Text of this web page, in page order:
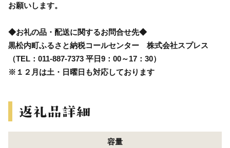
お願いします。
◆お礼の品・配送に関するお問合せ先◆
黒松内町ふるさと納税コールセンター 株式会社スプレス
（TEL：011-887-7373 平日9：00～17：30）
※１２月は土・日曜日も対応しております
容量